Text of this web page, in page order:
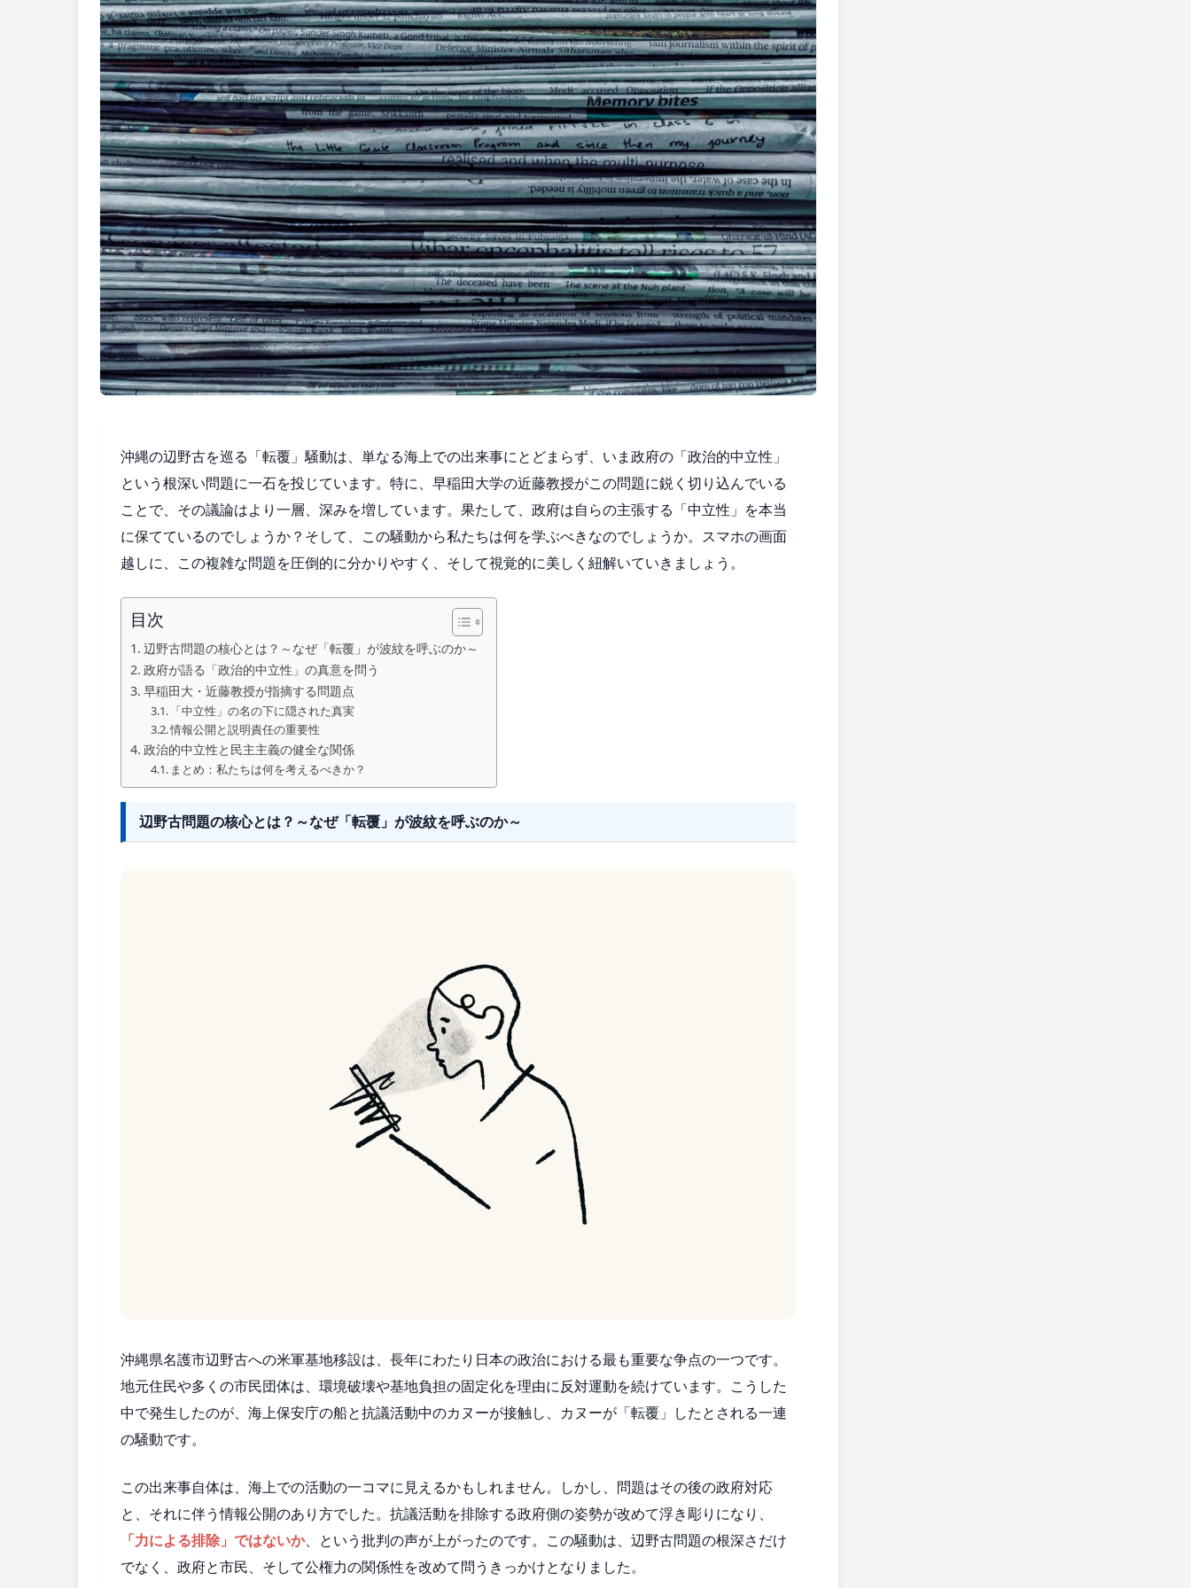
沖縄の辺野古を巡る「転覆」騒動は、単なる海上での出来事にとどまらず、いま政府の「政治的中立性」
という根深い問題に一石を投じています。特に、早稲田大学の近藤教授がこの問題に鋭く切り込んでいる
ことで、その議論はより一層、深みを増しています。果たして、政府は自らの主張する「中立性」を本当
に保てているのでしょうか？そして、この騒動から私たちは何を学ぶべきなのでしょうか。スマホの画面
越しに、この複雑な問題を圧倒的に分かりやすく、そして視覚的に美しく紐解いていきましょう。
目次
辺野古問題の核心とは？～なぜ「転覆」が波紋を呼ぶのか～
政府が語る「政治的中立性」の真意を問う
早稲田大・近藤教授が指摘する問題点
「中立性」の名の下に隠された真実
情報公開と説明責任の重要性
政治的中立性と民主主義の健全な関係
まとめ：私たちは何を考えるべきか？
辺野古問題の核心とは？～なぜ「転覆」が波紋を呼ぶのか～
沖縄県名護市辺野古への米軍基地移設は、長年にわたり日本の政治における最も重要な争点の一つです。
地元住民や多くの市民団体は、環境破壊や基地負担の固定化を理由に反対運動を続けています。こうした
中で発生したのが、海上保安庁の船と抗議活動中のカヌーが接触し、カヌーが「転覆」したとされる一連
の騒動です。
この出来事自体は、海上での活動の一コマに見えるかもしれません。しかし、問題はその後の政府対応
と、それに伴う情報公開のあり方でした。抗議活動を排除する政府側の姿勢が改めて浮き彫りになり、
「力による排除」ではないか、という批判の声が上がったのです。この騒動は、辺野古問題の根深さだけ
でなく、政府と市民、そして公権力の関係性を改めて問うきっかけとなりました。